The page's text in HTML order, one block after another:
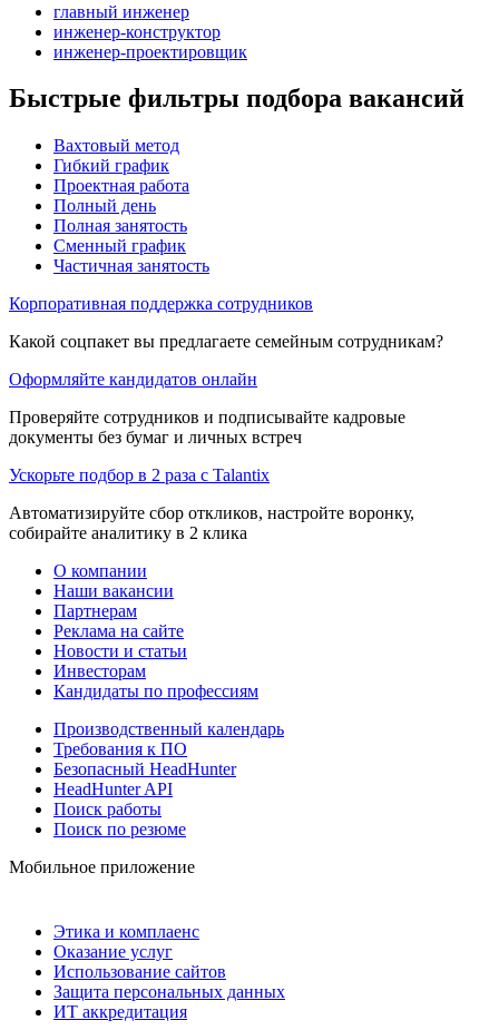
главный инженер
инженер-конструктор
инженер-проектировщик
Быстрые фильтры подбора вакансий
Вахтовый метод
Гибкий график
Проектная работа
Полный день
Полная занятость
Сменный график
Частичная занятость
Корпоративная поддержка сотрудников
Какой соцпакет вы предлагаете семейным сотрудникам?
Оформляйте кандидатов онлайн
Проверяйте сотрудников и подписывайте кадровые
документы без бумаг и личных встреч
Ускорьте подбор в 2 раза с Talantix
Автоматизируйте сбор откликов, настройте воронку,
собирайте аналитику в 2 клика
О компании
Наши вакансии
Партнерам
Реклама на сайте
Новости и статьи
Инвесторам
Кандидаты по профессиям
Производственный календарь
Требования к ПО
Безопасный HeadHunter
HeadHunter API
Поиск работы
Поиск по резюме
Мобильное приложение
Этика и комплаенс
Оказание услуг
Использование сайтов
Защита персональных данных
ИТ аккредитация